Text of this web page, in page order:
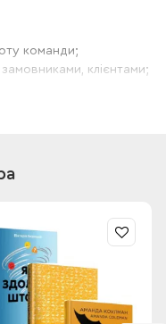
команди;
клієнтами;
маленький бізнес, і
— це цікаво!
фінансово грамотну